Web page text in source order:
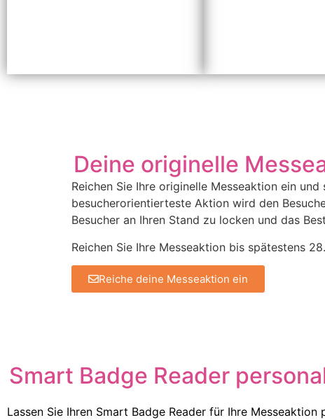
Deine originelle
Reichen Sie Ihre originelle Messeaktion ein
besucherorientierteste Aktion wird den
Besucher an Ihren Stand zu locken und das
Reichen Sie Ihre Messeaktion bis spätestens
Reiche deine Messeaktion ein
Smart Badge Reader
Lassen Sie Ihren Smart Badge Reader für Ihre Messeaktion